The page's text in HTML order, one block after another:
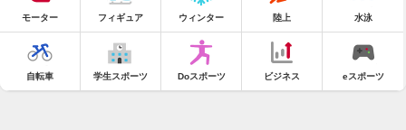
モーター フィギュア ウィンター 陸上 水泳
自転車 学生スポーツ Doスポーツ ビジネス eスポーツ